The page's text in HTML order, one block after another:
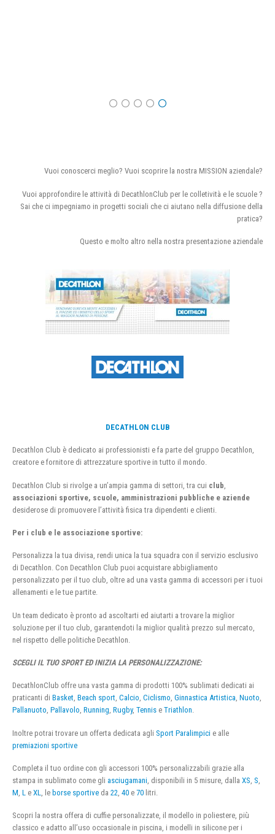
Vuoi conoscerci meglio? Vuoi scoprire la nostra MISSION aziendale?
Vuoi approfondire le attività di DecathlonClub per le colletività e le scuole ?
Sai che ci impegniamo in progetti sociali che ci aiutano nella diffusione della
pratica?
Questo e molto altro nella nostra presentazione aziendale
DECATHLON CLUB
Decathlon Club è dedicato ai professionisti e fa parte del gruppo Decathlon,
creatore e fornitore di attrezzature sportive in tutto il mondo.
Decathlon Club si rivolge a un’ampia gamma di settori, tra cui club
associazioni sportive, scuole, amministrazioni pubbliche e aziende
desiderose di promuovere l’attività fisica tra dipendenti e clienti.
Per i club e le associazione sportive:
Personalizza la tua divisa, rendi unica la tua squadra con il servizio esclusivo
di Decathlon. Con Decathlon Club puoi acquistare abbigliamento
personalizzato per il tuo club, oltre ad una vasta gamma di accessori per i tuoi
allenamenti e le tue partite.
Un team dedicato è pronto ad ascoltarti ed aiutarti a trovare la miglior
soluzione per il tuo club, garantendoti la miglior qualità prezzo sul mercato,
nel rispetto delle politiche Decathlon.
SCEGLI IL TUO SPORT ED INIZIA LA PERSONALIZZAZIONE:
DecathlonClub offre una vasta gamma di prodotti 100% sublimati dedicati ai
praticanti di Basket, Beach sport, Calcio, Ciclismo, Ginnastica Artistica, Nuoto,
Pallanuoto, Pallavolo, Running, Rugby, Tennis e Triathlon.
Inoltre potrai trovare un offerta dedicata agli Sport Paralimpici e alle
premiazioni sportive
Completa il tuo ordine con gli accessori 100% personalizzabili grazie alla
stampa in sublimato come gli asciugamani , disponibili in 5 misure, dalla XS S
M L e XL , le borse sportive da 22 40 e 70 litri.
Scopri la nostra offera di cuffie personalizzate, il modello in poliestere, più
classico e adatto all’uso occasionale in piscina, i modelli in silicone per i